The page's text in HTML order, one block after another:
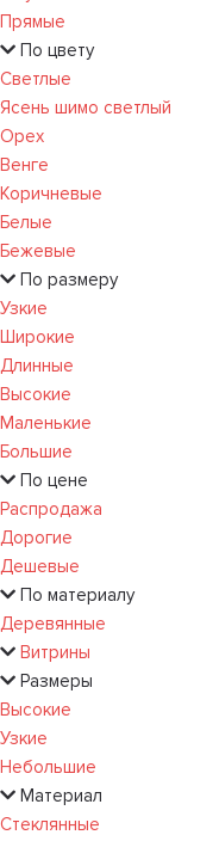
Прямые
По цвету
Светлые
Ясень шимо светлый
Орех
Венге
Коричневые
Белые
Бежевые
По размеру
Узкие
Широкие
Длинные
Высокие
Маленькие
Большие
По цене
Распродажа
Дорогие
Дешевые
По материалу
Деревянные
Витрины
Размеры
Высокие
Узкие
Небольшие
Материал
Стеклянные